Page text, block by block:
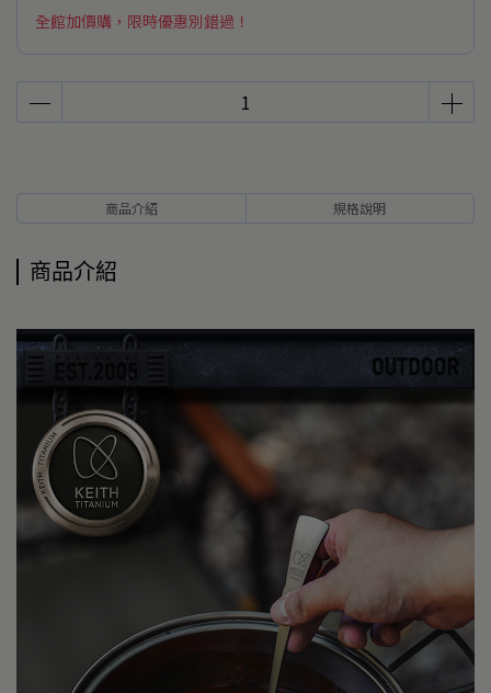
全館加價購，限時優惠別錯過！
商品介紹 規格說明
商品介紹